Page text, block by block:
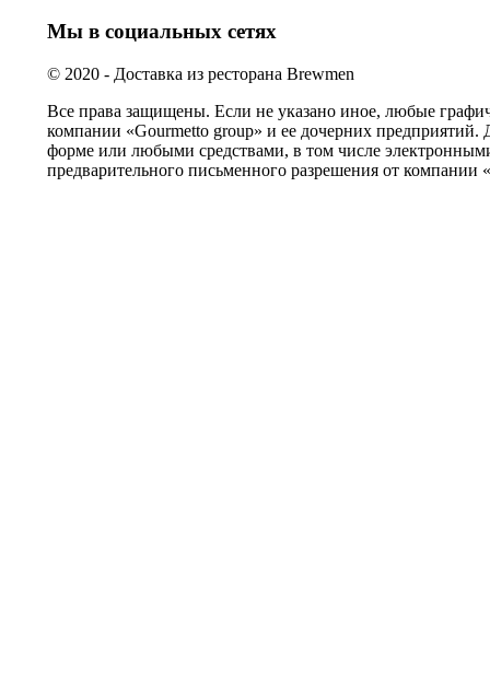
Мы в социальных сетях
© 2020 - Доставка из ресторана Brewmen
Все права защищены. Если не указано иное, любые
компании «Gourmetto group» и ее дочерних предприятий.
форме или любыми средствами, в том числе
предварительного письменного разрешения от компании